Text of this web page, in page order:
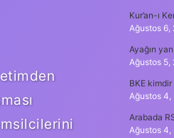
Kur’an-ı
Ağustos 6,
Ayağın
Ağustos 5,
BKE kimdir
Ağustos 4,
Arabada
Ağustos 4,